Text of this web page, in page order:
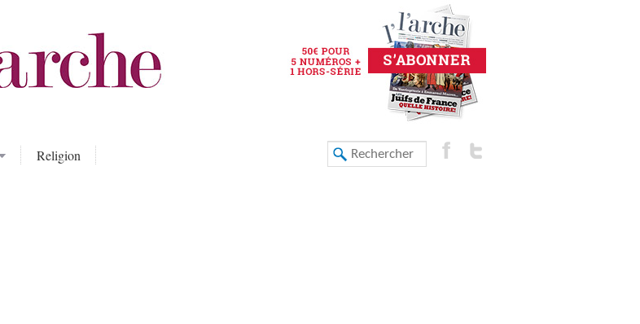
Religion